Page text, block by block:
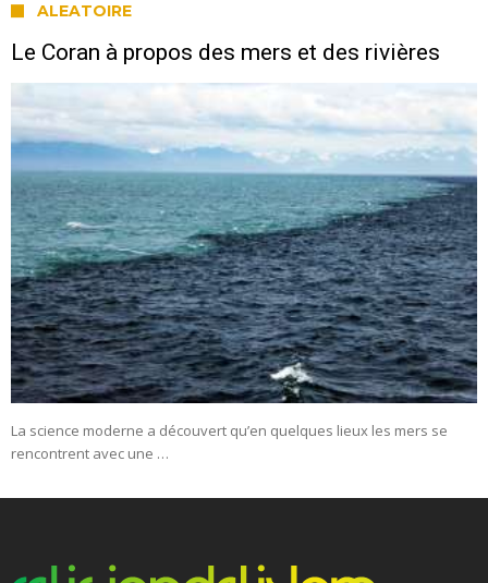
ALEATOIRE
Le Coran à propos des mers et des rivières
La science moderne a découvert qu’en quelques lieux les mers se
rencontrent avec une …